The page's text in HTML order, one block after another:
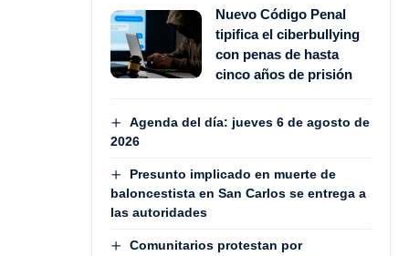
Nuevo Código Penal
tipifica el ciberbullying
con penas de hasta
cinco años de prisión
Agenda del día: jueves 6 de agosto de
2026
Presunto implicado en muerte de
baloncestista en San Carlos se entrega a
las autoridades
Comunitarios protestan por